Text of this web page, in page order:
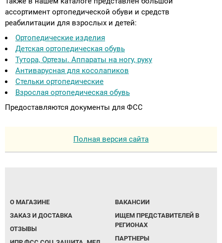
ассортимент ортопедической обуви и средств
реабилитации для взрослых и детей:
Ортопедические изделия
Детская ортопедическая обувь
Тутора, Ортезы. Аппараты на ногу, руку
Антиварусная для косолапиков
Стельки ортопедические
Взрослая ортопедическая обувь
Предоставляются документы для ФСС
Полная версия сайта
О МАГАЗИНЕ
ЗАКАЗ И ДОСТАВКА
ОТЗЫВЫ
ВАКАНСИИ
ИЩЕМ ПРЕДСТАВИТЕЛЕЙ В
РЕГИОНАХ
ПАРТНЕРЫ